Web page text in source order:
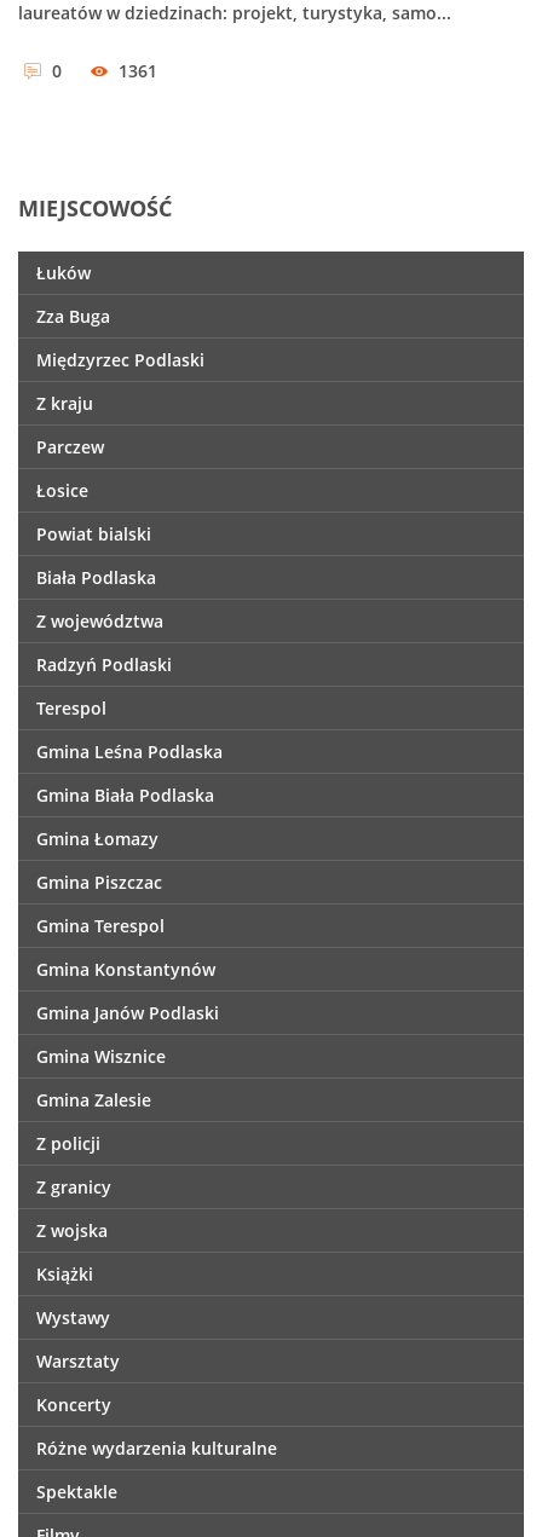
laureatów w dziedzinach: projekt, turystyka, samo...
0 1361
MIEJSCOWOŚĆ
Łuków
Zza Buga
Międzyrzec Podlaski
Z kraju
Parczew
Łosice
Powiat bialski
Biała Podlaska
Z województwa
Radzyń Podlaski
Terespol
Gmina Leśna Podlaska
Gmina Biała Podlaska
Gmina Łomazy
Gmina Piszczac
Gmina Terespol
Gmina Konstantynów
Gmina Janów Podlaski
Gmina Wisznice
Gmina Zalesie
Z policji
Z granicy
Z wojska
Książki
Wystawy
Warsztaty
Koncerty
Różne wydarzenia kulturalne
Spektakle